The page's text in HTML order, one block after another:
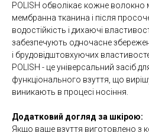
POLISH обволікає кожне волокно
мембранна тканина і після
водостійкість і дихаючі
забезпечують одночасне
і брудовідштовхуючих
POLISH - це універсальний засіб
функціонального взуття, що
виникають в процесі носіння.
Додатковий догляд за шкірою:
Якщо ваше взуття виготовлено ​​з